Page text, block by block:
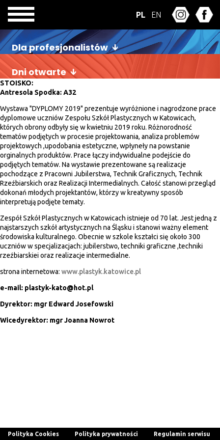
PL EN
Dla profesjonalistów
Dni otwarte
STOISKO:
Antresola Spodka: A32
Wystawa "DYPLOMY 2019" prezentuje wyróżnione i nagrodzone prace
dyplomowe uczniów Zespołu Szkół Plastycznych w Katowicach,
których obrony odbyły się w kwietniu 2019 roku. Różnorodność
tematów podjętych w procesie projektowania, analiza problemów
projektowych ,upodobania estetyczne, wpłyneły na powstanie
orginalnych produktów. Prace łączy indywidualne podejście do
podjętych tematów. Na wystawie prezentowane są realizacje
pochodzące z Pracowni Jubilerstwa, Technik Graficznych, Technik
Rzeźbiarskich oraz Realizacji Intermedialnych. Całość stanowi przegląd
dokonań młodych projektantów, którzy w kreatywny sposób
interpretują podjęte tematy.
Zespół Szkół Plastycznych w Katowicach istnieje od 70 lat. Jest jedną z
najstarszych szkół artystycznych na Śląsku i stanowi ważny element
środowiska kulturalnego. Obecnie w szkole kształci się około 300
uczniów w specjalizacjach: jubilerstwo, techniki graficzne ,techniki
rzeźbiarskiei oraz realizacje intermedialne.
strona internetowa: www.plastyk.katowice.pl
e-mail: plastyk-kato@hot.pl
Dyrektor: mgr Edward Josefowski
Wicedyrektor: mgr Joanna Nowrot
Polityka Cookies Polityka prywatności Regulamin serwisu